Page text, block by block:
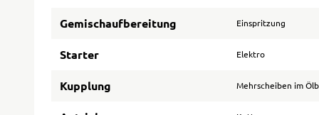
Gemischaufbereitung Einspritzung
Starter Elektro
Kupplung Mehrscheiben im